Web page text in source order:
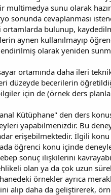
multimedya sunu olarak
sonunda cevaplanması
bulunup,
aynen kullanılmayıp
olarak yeniden
ortamında daha ileri
düzeyde becerilerin
için de (örnek ders
Kütüphane" den ders
yapabilmenizdir. Bu
erişebilmektedir. İlgili
öğrenci konu içinde
sonuç ilişkilerini
olan ya da çok uzun
örnekler ayrıca
alıp daha da geliştirerek,